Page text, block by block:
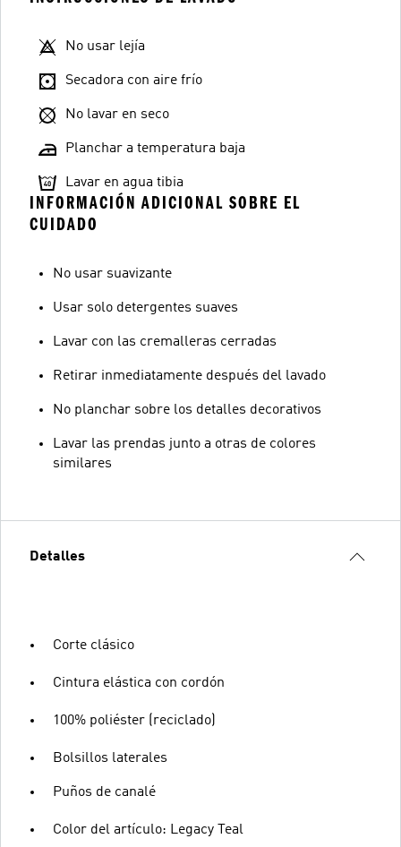
No usar lejía
Secadora con aire frío
No lavar en seco
Planchar a temperatura baja
Lavar en agua tibia
INFORMACIÓN ADICIONAL SOBRE EL
CUIDADO
No usar suavizante
Usar solo detergentes suaves
Lavar con las cremalleras cerradas
Retirar inmediatamente después del lavado
No planchar sobre los detalles decorativos
Lavar las prendas junto a otras de colores
similares
Detalles
Corte clásico
Cintura elástica con cordón
100% poliéster (reciclado)
Bolsillos laterales
Puños de canalé
Color del artículo: Legacy Teal